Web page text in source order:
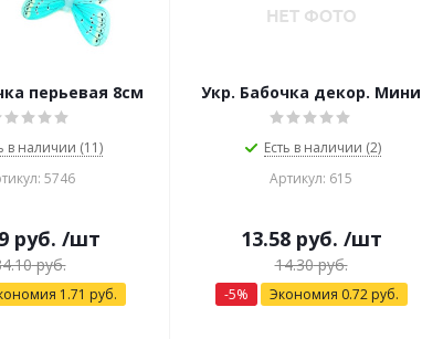
перьевая 8см
в наличии (11)
5746
руб. /шт
руб.
1.71 руб.
Укр. Бабочка декор. Мини
Есть в наличии (2)
Артикул: 615
13.58руб. /шт
14.30руб.
-5% Экономия 0.72руб.